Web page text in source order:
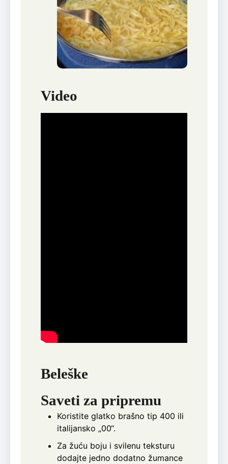
Video
Beleške
Saveti za pripremu
Koristite glatko brašno tip 400 ili
italijansko „00“.
Za žuću boju i svilenu teksturu
dodajte jedno dodatno žumance